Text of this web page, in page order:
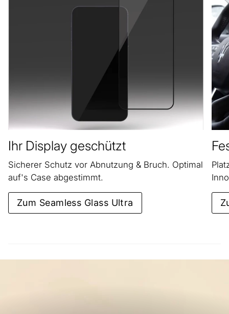
Ihr Display geschützt
Sicherer Schutz vor Abnutzung & Bruch. Optimal
auf's Case abgestimmt.
Zum Seamless Glass Ultra